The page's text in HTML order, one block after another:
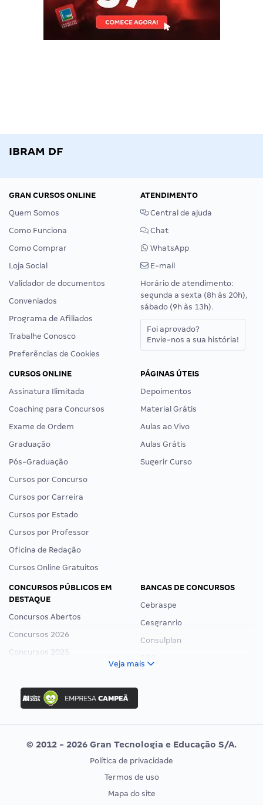
IBRAM DF
GRAN CURSOS ONLINE
Quem Somos
Como Funciona
Como Comprar
Loja Social
Validador de documentos
Conveniados
Programa de Afiliados
Trabalhe Conosco
Preferências de Cookies
ATENDIMENTO
Central de ajuda
Chat
WhatsApp
E-mail
Horário de atendimento:
segunda a sexta (8h às 20h),
sábado (9h às 13h).
Foi aprovado?
Envie-nos a sua história!
CURSOS ONLINE
Assinatura Ilimitada
Coaching para Concursos
Exame de Ordem
Graduação
Pós-Graduação
Cursos por Concurso
Cursos por Carreira
Cursos por Estado
Cursos por Professor
Oficina de Redação
Cursos Online Gratuitos
PÁGINAS ÚTEIS
Depoimentos
Material Grátis
Aulas ao Vivo
Aulas Grátis
Sugerir Curso
CONCURSOS PÚBLICOS EM
DESTAQUE
Concursos Abertos
Concursos 2026
Concursos 2025
Concurso Ibama
Concurso MPU
Editais publicados
BANCAS DE CONCURSOS
Cebraspe
Cesgranrio
Consulplan
Vunesp
CONCURSOS POR PROFISSÃO
EXAME DE ORDEM
Veja mais
© 2012 - 2026 Gran Tecnologia e Educação S/A.
Política de privacidade
Termos de uso
Mapa do site